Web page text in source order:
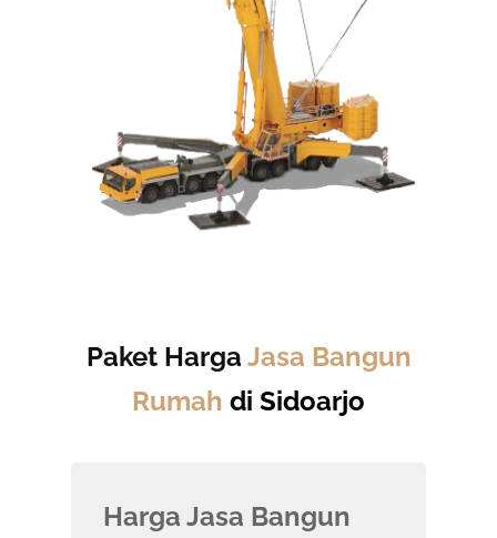
Paket Harga Jasa Bangun
Rumah di Sidoarjo
Harga Jasa Bangun